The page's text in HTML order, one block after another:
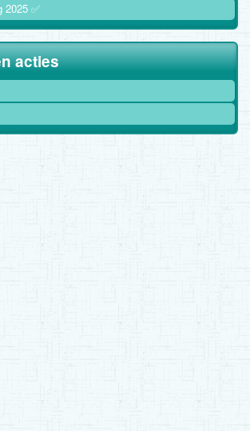
2025 ✅
acties